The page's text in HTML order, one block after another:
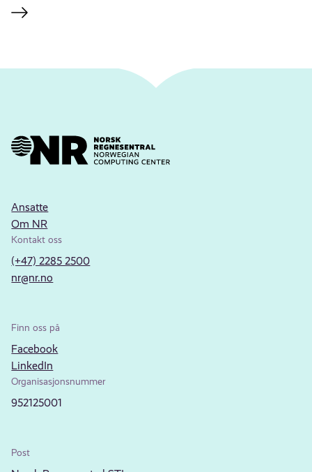
Ansatte
Om NR
Kontakt oss
(+47) 2285 2500
nr@nr.no
Finn oss på
Facebook
LinkedIn
Organisasjonsnummer
952125001
Post